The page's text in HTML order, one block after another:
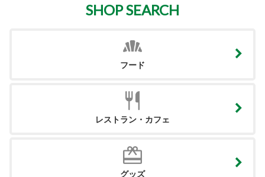
SHOP SEARCH
フード
レストラン・カフェ
グッズ